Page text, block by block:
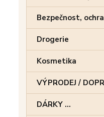
Bezpečnost,
Drogerie
Kosmetika
VÝPRODEJ /
DÁRKY ...